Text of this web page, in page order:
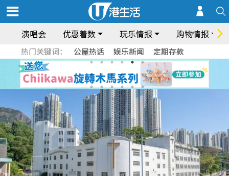
演唱会 优惠着数 玩乐情报 购物情报
热门关键词： 公屋热话 娱乐新闻 定期存款